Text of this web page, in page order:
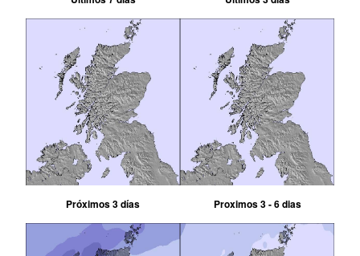
Próximos 3 días Proximos 3 - 6 dias